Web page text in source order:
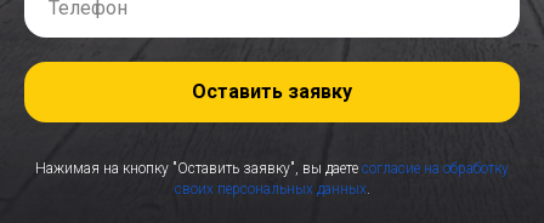
Оставить заявку
Нажимая на кнопку "Оставить заявку", вы даете согласие на обработку
своих персональных данных.